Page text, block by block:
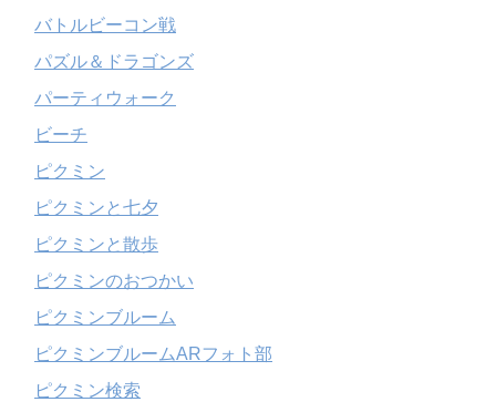
バトルビーコン戦
パズル＆ドラゴンズ
パーティウォーク
ビーチ
ピクミン
ピクミンと七夕
ピクミンと散歩
ピクミンのおつかい
ピクミンブルーム
ピクミンブルームARフォト部
ピクミン検索